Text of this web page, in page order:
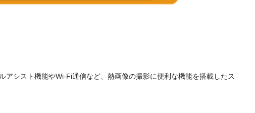
シスト機能やWi-Fi通信など、熱画像の撮影に便利な機能を搭載したス